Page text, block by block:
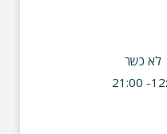
לא כשר